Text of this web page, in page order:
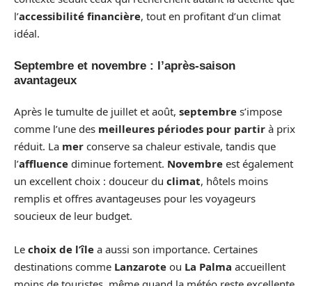
l’accessibilité financière, tout en profitant d’un climat
idéal.
Septembre et novembre : l’après-saison
avantageux
Après le tumulte de juillet et août, septembre s’impose
comme l’une des meilleures périodes pour partir à prix
réduit. La mer conserve sa chaleur estivale, tandis que
l’affluence diminue fortement. Novembre est également
un excellent choix : douceur du climat, hôtels moins
remplis et offres avantageuses pour les voyageurs
soucieux de leur budget.
Le choix de l’île a aussi son importance. Certaines
destinations comme Lanzarote ou La Palma accueillent